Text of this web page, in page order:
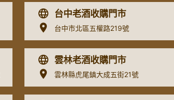
台中老酒收購門市
台中市北區五權路219號
雲林老酒收購門市
雲林縣虎尾鎮大成五街21號